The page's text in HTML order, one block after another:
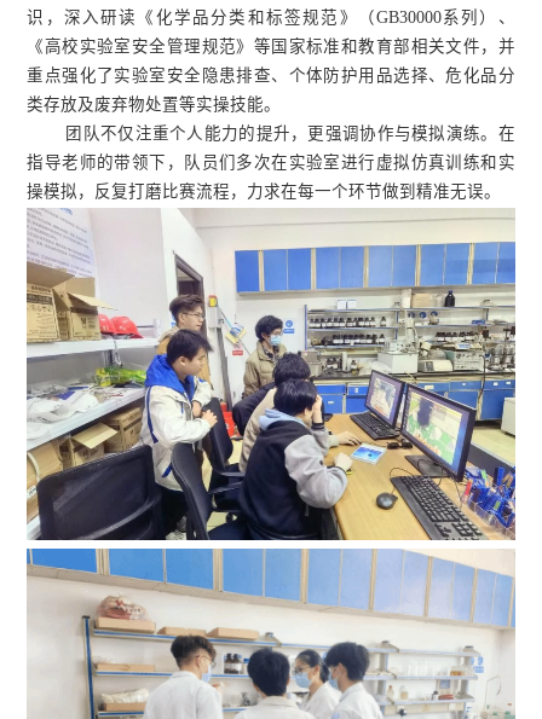
识，深入研读《化学品分类和标签规范》（GB30000系列）、
《高校实验室安全管理规范》等国家标准和教育部相关文件，并
重点强化了实验室安全隐患排查、个体防护用品选择、危化品分
类存放及废弃物处置等实操技能。
团队不仅注重个人能力的提升，更强调协作与模拟演练。在
指导老师的带领下，队员们多次在实验室进行虚拟仿真训练和实
操模拟，反复打磨比赛流程，力求在每一个环节做到精准无误。